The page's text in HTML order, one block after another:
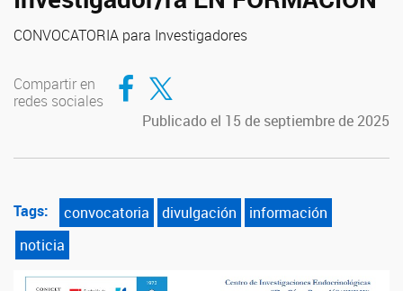
CONVOCATORIA para Investigadores
Compartir en
redes sociales
Compartir en Facebook
Compartir en Twitter
Publicado el 15 de septiembre de 2025
Tags: convocatoria divulgación
información
noticia